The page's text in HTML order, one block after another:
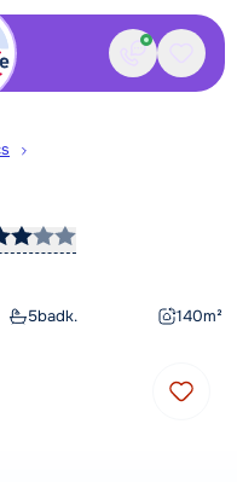
Contact
5badk. 140m²